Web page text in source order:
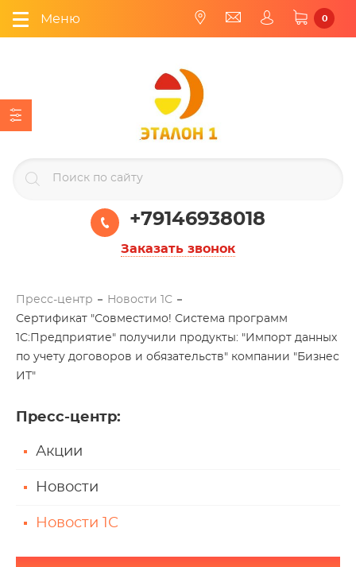
Меню 0
+79146938018
Заказать звонок
Пресс-центр
Новости 1С
Сертификат "Совместимо! Система программ
1С:Предприятие" получили продукты: "Импорт данных
по учету договоров и обязательств" компании "Бизнес
ИТ"
Пресс-центр:
Акции
Новости
Новости 1С